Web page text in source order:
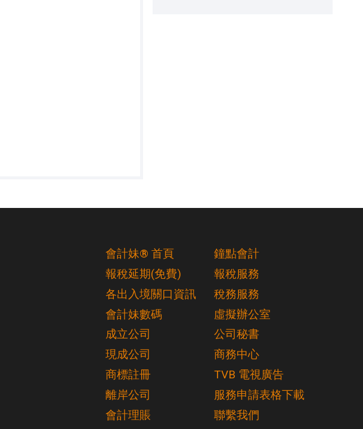
會計妹® 首頁
報稅延期(免費)
各出入境關口資訊
會計妹數碼
成立公司
現成公司
商標註冊
離岸公司
會計理賬
鐘點會計
報稅服務
稅務服務
虛擬辦公室
公司秘書
商務中心
TVB 電視廣告
服務申請表格下載
聯繫我們